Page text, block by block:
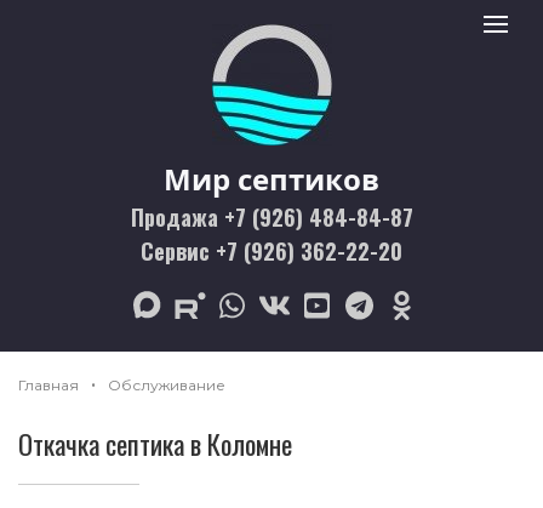
Мир септиков logo
Мир септиков
Продажа +7 (926) 484-84-87
Сервис +7 (926) 362-22-20
max rutubewhatsapp
vk youtubetelegramodnoklassniki
Toggle
Главная Обслуживание
Откачка септика в Коломне